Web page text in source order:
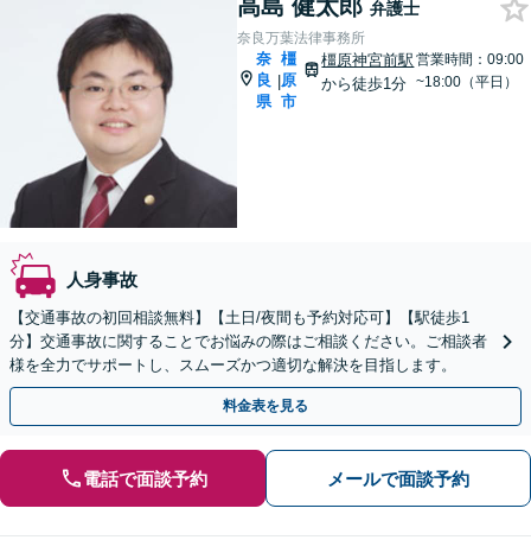
高島 健太郎 弁護士
奈良万葉法律事務所
奈
良
県
|
橿
原
市
橿原神宮前駅
から徒歩1分
営業時間：09:00
~18:00（平日）
人身事故
【交通事故の初回相談無料】【土日/夜間も予約対応可】【駅徒歩1
分】交通事故に関することでお悩みの際はご相談ください。ご相談者
様を全力でサポートし、スムーズかつ適切な解決を目指します。
料金表を見る
電話で面談予約 メールで面談予約